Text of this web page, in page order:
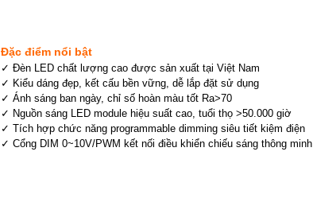
Đặc điểm nổi bật
✓ Đèn LED chất lượng cao được sản xuất tại Việt Nam
✓ Kiểu dáng đẹp, kết cấu bền vững, dễ lắp đặt sử dụng
✓ Ánh sáng ban ngày, chỉ số hoàn màu tốt Ra>70
✓ Nguồn sáng LED module hiệu suất cao, tuổi thọ >50.000 giờ
✓ Tích hợp chức năng programmable dimming siêu tiết kiệm điện
✓ Cổng DIM 0~10V/PWM kết nối điều khiển chiếu sáng thông minh